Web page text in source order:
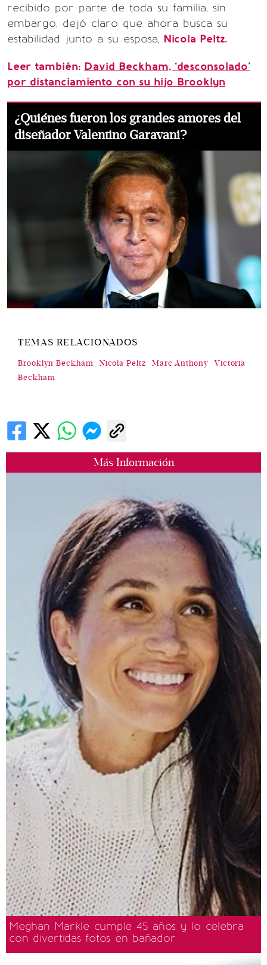
Más Información
Meghan Markle cumple 45 años y lo celebra
con divertidas fotos en bañador
recibido por parte de toda su familia, sin
embargo, dejó claro que ahora busca su
estabilidad junto a su esposa, Nicola Peltz.
Leer también: David Beckham, ‘desconsolado’
por distanciamiento con su hijo Brooklyn
¿Quiénes fueron los grandes amores del
diseñador Valentino Garavani?
TEMAS RELACIONADOS
Brooklyn Beckham Nicola Peltz Marc Anthony
Victoria
Beckham